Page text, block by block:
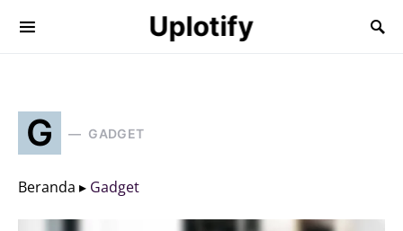
Uplotify
G GADGET
Beranda ▸ Gadget